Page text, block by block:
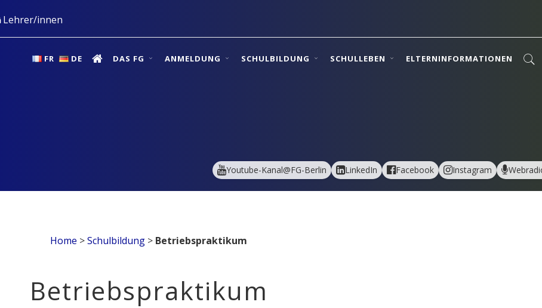
Lehrer/innen
FR DE DAS FG ANMELDUNG SCHULBILDUNG SCHULLEBEN ELTERNINFORMATIONEN
Youtube-Kanal@FG-Berlin LinkedIn Facebook Instagram
Home >Schulbildung > Betriebspraktikum
Betriebspraktikum